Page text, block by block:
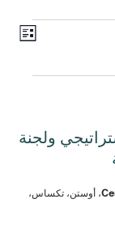
في
القائمة
ولجنة
1111 East Cesar Chavez Street، أوستن، تكساس،